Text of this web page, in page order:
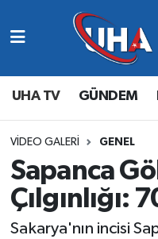
UHA TV GÜNDEM
VIDEO GALERI GENEL
Sapanca
Çılgınlığı:
Sakarya'nın incisi
Abone Ol
Gündem
Ekonomi
Magazin
Siyaset
Nöbetçi Eczaneler
Hava Durumu
Namaz Vakitleri
Trafik Durumu
Süper Lig Puan